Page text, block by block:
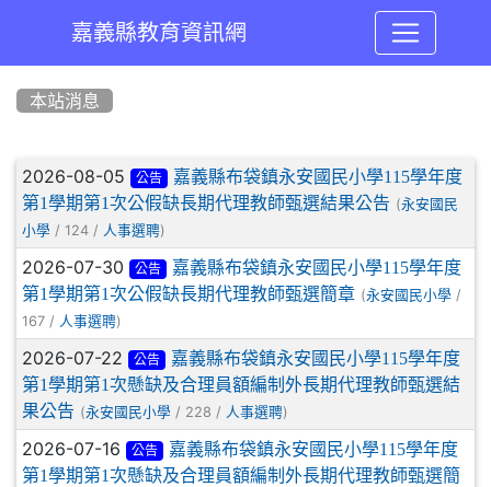
嘉義縣教育資訊網
本站消息
文章列表
2026-08-05 公告
嘉義縣布袋鎮永安國民小學115學年度
第1學期第1次公假缺長期代理教師甄選結果公告 (永安國民
小學 / 124 / 人事選聘)
2026-07-30 公告
嘉義縣布袋鎮永安國民小學115學年度
第1學期第1次公假缺長期代理教師甄選簡章 (永安國民小學 /
167 / 人事選聘)
2026-07-22 公告
嘉義縣布袋鎮永安國民小學115學年度
第1學期第1次懸缺及合理員額編制外長期代理教師甄選結
果公告 (永安國民小學 / 228 / 人事選聘)
2026-07-16 公告
嘉義縣布袋鎮永安國民小學115學年度
第1學期第1次懸缺及合理員額編制外長期代理教師甄選簡